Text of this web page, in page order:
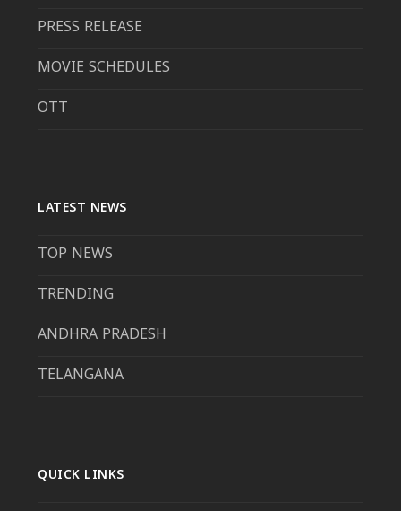
PRESS RELEASE
MOVIE SCHEDULES
OTT
LATEST NEWS
TOP NEWS
TRENDING
ANDHRA PRADESH
TELANGANA
QUICK LINKS